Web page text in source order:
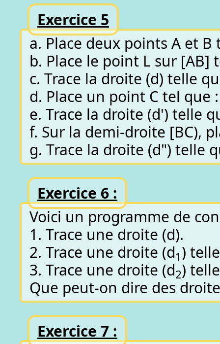
Exercice 5
a. Place deux points A et B
b. Place le point L sur [AB]
c. Trace la droite (d) telle
d. Place un point C tel que
e. Trace la droite (d') telle
f. Sur la demi-droite [BC),
g. Trace la droite (d") telle
Exercice 6 :
Voici un programme de
1. Trace une droite (d).
2. Trace une droite (d1)
3. Trace une droite (d2)
Que peut-on dire des
Exercice 7 :